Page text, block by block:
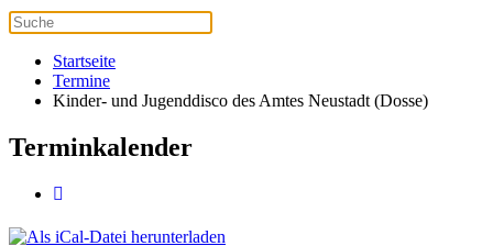
Startseite
Termine
Kinder- und Jugenddisco des Amtes Neustadt (Dosse)
Terminkalender